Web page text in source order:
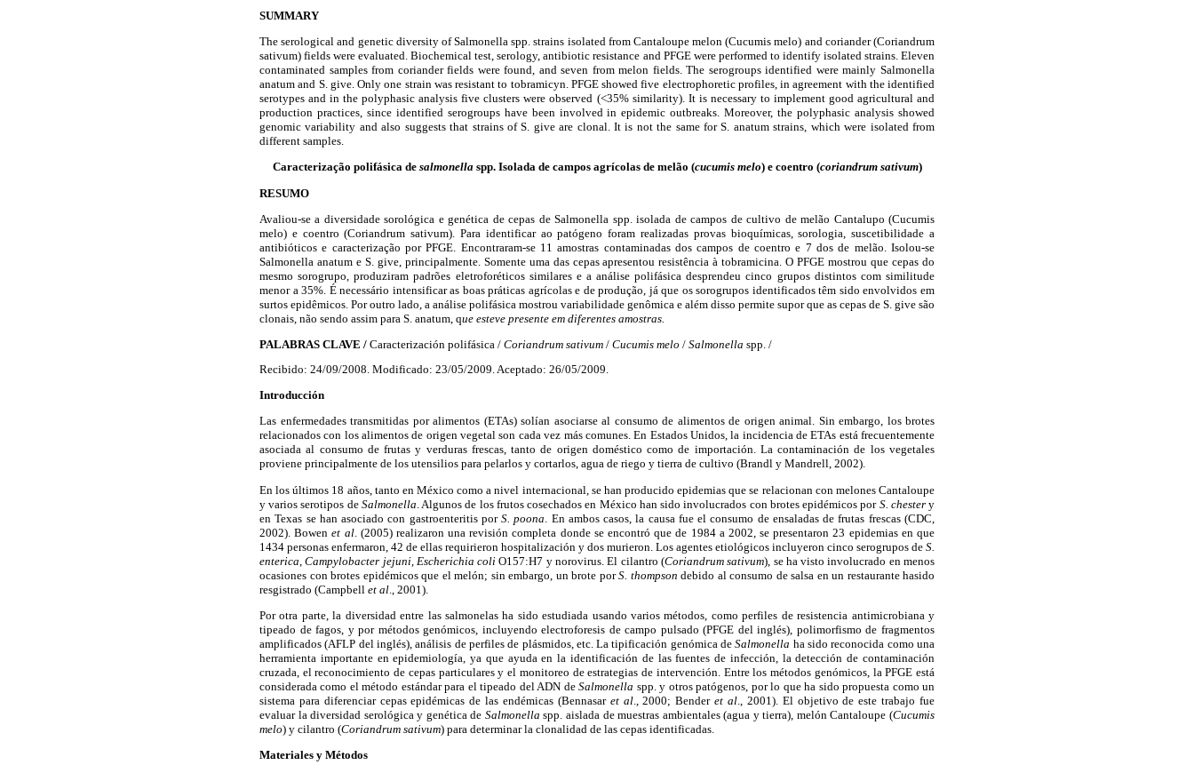
SUMMARY
The serological and genetic diversity of Salmonella spp. strains isolated from Cantaloupe melon (Cucumis melo) and coriander (Coriandrum
sativum) fields were evaluated. Biochemical test, serology, antibiotic resistance and PFGE were performed to identify isolated strains. Eleven
contaminated samples from coriander fields were found, and seven from melon fields. The serogroups identified were mainly Salmonella
anatum and S. give. Only one strain was resistant to tobramicyn. PFGE showed five electrophoretic profiles, in agreement with the identified
serotypes and in the polyphasic analysis five clusters were observed (<35% similarity). It is necessary to implement good agricultural and
production practices, since identified serogroups have been involved in epidemic outbreaks. Moreover, the polyphasic analysis showed
genomic variability and also suggests that strains of S. give are clonal. It is not the same for S. anatum strains, which were isolated from
different samples.
Caracterização polifásica de salmonellaspp. Isolada de campos agrícolas de melão (cucumis melo) e coentro (coriandrum sativum)
RESUMO
Avaliou-se a diversidade sorológica e genética de cepas de Salmonella spp. isolada de campos de cultivo de melão Cantalupo (Cucumis
melo) e coentro (Coriandrum sativum). Para identificar ao patógeno foram realizadas provas bioquímicas, sorologia, suscetibilidade a
antibióticos e caracterização por PFGE. Encontraram-se 11 amostras contaminadas dos campos de coentro e 7 dos de melão. Isolou-se
Salmonella anatum e S. give, principalmente. Somente uma das cepas apresentou resistência à tobramicina. O PFGE mostrou que cepas do
mesmo sorogrupo, produziram padrões eletroforéticos similares e a análise polifásica desprendeu cinco grupos distintos com similitude
menor a 35%. É necessário intensificar as boas práticas agrícolas e de produção, já que os sorogrupos identificados têm sido envolvidos em
surtos epidêmicos. Por outro lado, a análise polifásica mostrou variabilidade genômica e além disso permite supor que as cepas de S. give são
clonais, não sendo assim para S. anatum, que esteve presente em diferentes amostras.
PALABRAS CLAVE / Caracterización polifásica / Coriandrum sativum / Cucumis melo / Salmonella spp. /
Recibido: 24/09/2008. Modificado: 23/05/2009. Aceptado: 26/05/2009.
Introducción
Las enfermedades transmitidas por alimentos (ETAs) solían asociarse al consumo de alimentos de origen animal. Sin embargo, los brotes
relacionados con los alimentos de origen vegetal son cada vez más comunes. En Estados Unidos, la incidencia de ETAs está frecuentemente
asociada al consumo de frutas y verduras frescas, tanto de origen doméstico como de importación. La contaminación de los vegetales
proviene principalmente de los utensilios para pelarlos y cortarlos, agua de riego y tierra de cultivo (Brandl y Mandrell, 2002).
En los últimos 18 años, tanto en México como a nivel internacional, se han producido epidemias que se relacionan con melones Cantaloupe
y varios serotipos de Salmonella . Algunos de los frutos cosechados en México han sido involucrados con brotes epidémicos por S. chestery
en Texas se han asociado con gastroenteritis porS. poona . En ambos casos, la causa fue el consumo de ensaladas de frutas frescas (CDC,
2002). Bowenet al. (2005) realizaron una revisión completa donde se encontró que de 1984 a 2002, se presentaron 23 epidemias en que
1434 personas enfermaron, 42 de ellas requirieron hospitalización y dos murieron. Los agentes etiológicos incluyeron cinco serogrupos de S.
enterica ,Campylobacter jejuni, Escherichia coli O157:H7 y norovirus. El cilantro (Coriandrum sativum), se ha visto involucrado en menos
ocasiones con brotes epidémicos que el melón; sin embargo, un brote porS. thompson debido al consumo de salsa en un restaurante hasido
resgistrado (Campbell et al ., 2001).
Por otra parte, la diversidad entre las salmonelas ha sido estudiada usando varios métodos, como perfiles de resistencia antimicrobiana y
tipeado de fagos, y por métodos genómicos, incluyendo electroforesis de campo pulsado (PFGE del inglés), polimorfismo de fragmentos
amplificados (AFLP del inglés), análisis de perfiles de plásmidos, etc. La tipificación genómica deSalmonella ha sido reconocida como una
herramienta importante en epidemiología, ya que ayuda en la identificación de las fuentes de infección, la detección de contaminación
cruzada, el reconocimiento de cepas particulares y el monitoreo de estrategias de intervención. Entre los métodos genómicos, la PFGE está
considerada como el método estándar para el tipeado del ADN deSalmonella spp. y otros patógenos, por lo que ha sido propuesta como un
sistema para diferenciar cepas epidémicas de las endémicas (Bennasar et al., 2000; Benderet al ., 2001). El objetivo de este trabajo fue
evaluar la diversidad serológica y genética de Salmonella spp. aislada de muestras ambientales (agua y tierra), melón Cantaloupe (Cucumis
melo) y cilantro (Coriandrum sativum) para determinar la clonalidad de las cepas identificadas.
Materiales y Métodos